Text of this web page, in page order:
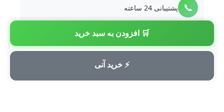
🛒 افزودن به سبد خرید
⚡ خرید آنی
📞 پشتیبانی 24 ساعته
💳 پرداخت امن